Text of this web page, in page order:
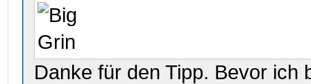
Danke für den Tipp. Bevor ich